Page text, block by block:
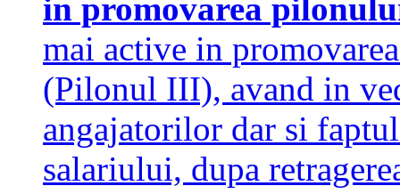
in promovarea
mai active in
(Pilonul III), avand in
angajatorilor dar si
salariului, dupa